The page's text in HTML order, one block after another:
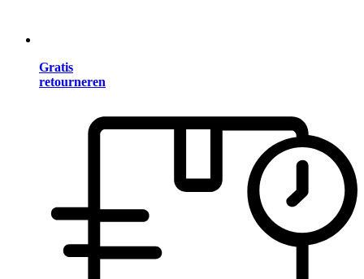
Gratis
retourneren